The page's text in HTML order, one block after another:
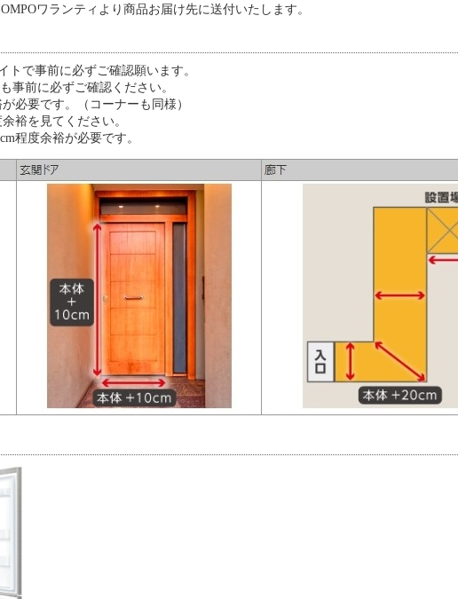
ワランティより商品お届け先に送付いたします。
トで事前に必ずご確認願います。
事前に必ずご確認ください。
必要です。（コーナーも同様）
裕を見てください。
程度余裕が必要です。